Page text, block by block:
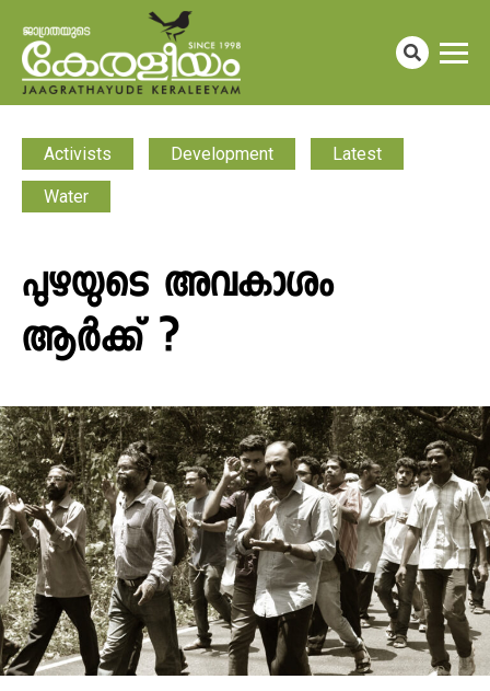
Activists Development Latest
Water
പുഴയുടെ അവകാശം
ആർക്ക് ?